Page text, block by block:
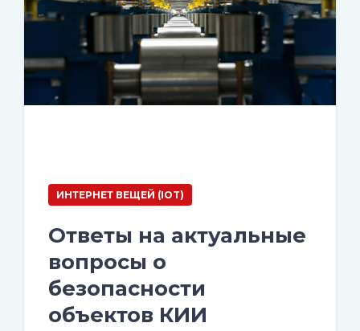
ИНТЕРНЕТ ВЕЩЕЙ (IOT)
Ответы на актуальные
вопросы о
безопасности
объектов КИИ